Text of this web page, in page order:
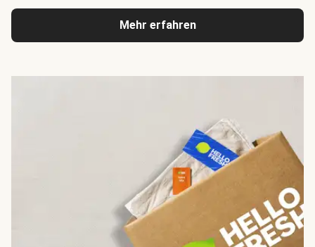
Mehr erfahren